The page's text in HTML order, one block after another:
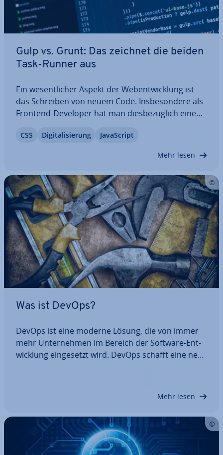
Gulp vs. Grunt: Das zeichnet die beiden
Task-Runner aus
Ein we­sent­li­cher Aspekt der Web­ent­wick­lung ist
das Schreiben von neuem Code. Ins­be­son­de­re als
Frontend-Developer hat man dies­be­züg­lich eine
in erster Linie durch In­di­vi­dua­li­tät aus­zeich­nen
CSS Di­gi­ta­li­sie­rung Ja­va­Script
Mehr lesen
Was ist DevOps?
DevOps ist eine moderne Lösung, die von immer
mehr Un­ter­neh­men im Bereich der Software-Ent­
wick­lung ein­ge­setzt wird. DevOps schafft eine neue
Mehr lesen